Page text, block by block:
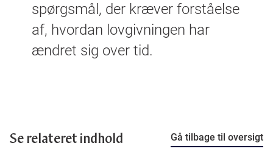
spørgsmål, der kræver forståelse
af, hvordan lovgivningen har
ændret sig over tid.
Se relateret indhold Gå tilbage til oversigt